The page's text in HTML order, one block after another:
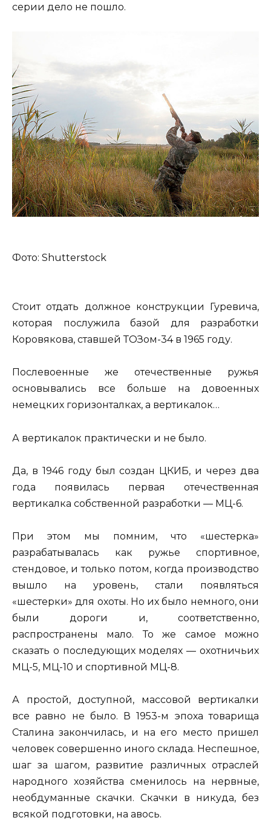
серии дело не пошло.
Фото: Shutterstock
Стоит отдать должное конструкции Гуревича,
которая послужила базой для разработки
Коровякова, ставшей ТОЗом-34 в 1965 году.
Послевоенные же отечественные ружья
основывались все больше на довоенных
немецких горизонталках, а вертикалок…
А вертикалок практически и не было.
Да, в 1946 году был создан ЦКИБ, и через два
года появилась первая отечественная
вертикалка собственной разработки — МЦ-6.
При этом мы помним, что «шестерка»
разрабатывалась как ружье спортивное,
стендовое, и только потом, когда производство
вышло на уровень, стали появляться
«шестерки» для охоты. Но их было немного, они
были дороги и, соответственно,
распространены мало. То же самое можно
сказать о последующих моделях — охотничьих
МЦ-5, МЦ-10 и спортивной МЦ-8.
А простой, доступной, массовой вертикалки
все равно не было. В 1953-м эпоха товарища
Сталина закончилась, и на его место пришел
человек совершенно иного склада. Неспешное,
шаг за шагом, развитие различных отраслей
народного хозяйства сменилось на нервные,
необдуманные скачки. Скачки в никуда, без
всякой подготовки, на авось.